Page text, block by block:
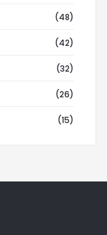
(48)
(42)
(32)
(26)
(15)